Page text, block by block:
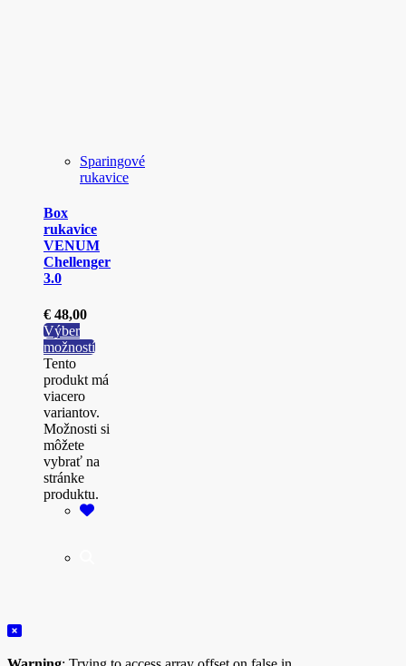
Sparingové
rukavice
Box
rukavice
VENUM
Chellenger
3.0
€ 48,00
Výber
možností
Tento
produkt má
viacero
variantov.
Možnosti si
môžete
vybrať na
stránke
produktu.